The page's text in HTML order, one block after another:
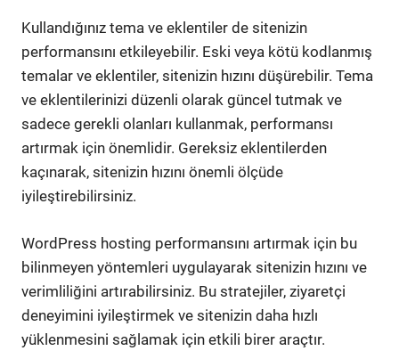
Kullandığınız tema ve eklentiler de sitenizin
performansını etkileyebilir. Eski veya kötü kodlanmış
temalar ve eklentiler, sitenizin hızını düşürebilir. Tema
ve eklentilerinizi düzenli olarak güncel tutmak ve
sadece gerekli olanları kullanmak, performansı
artırmak için önemlidir. Gereksiz eklentilerden
kaçınarak, sitenizin hızını önemli ölçüde
iyileştirebilirsiniz.
WordPress hosting performansını artırmak için bu
bilinmeyen yöntemleri uygulayarak sitenizin hızını ve
verimliliğini artırabilirsiniz. Bu stratejiler, ziyaretçi
deneyimini iyileştirmek ve sitenizin daha hızlı
yüklenmesini sağlamak için etkili birer araçtır.